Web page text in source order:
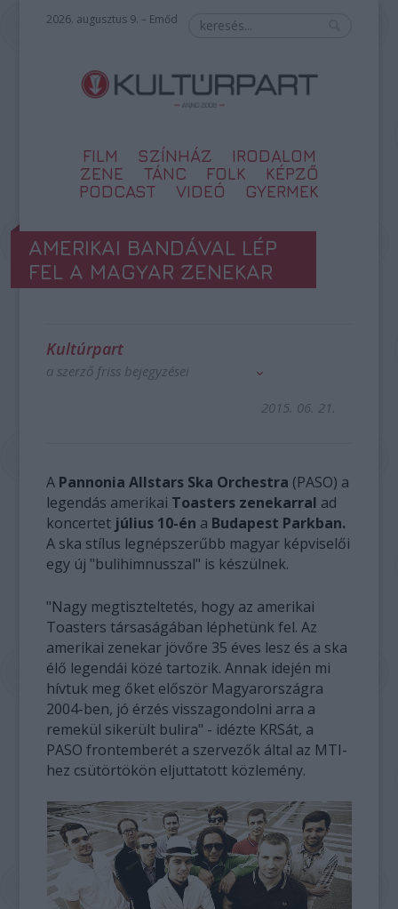
2026. augusztus 9. – Emőd
FILM SZÍNHÁZ
IRODALOM
ZENE
TÁNC FOLK
KÉPZŐ
PODCAST
VIDEÓ GYERMEK
AMERIKAI BANDÁVAL LÉP
FEL A MAGYAR ZENEKAR
Kultúrpart
a szerző friss bejegyzései
2015. 06. 21.
A Pannonia Allstars Ska Orchestra (PASO) a
legendás amerikai Toasters zenekarral ad
koncertet július 10-én a Budapest Parkban.
A ska stílus legnépszerűbb magyar képviselői
egy új "bulihimnusszal" is készülnek.
"Nagy megtiszteltetés, hogy az amerikai
Toasters társaságában léphetünk fel. Az
amerikai zenekar jövőre 35 éves lesz és a ska
élő legendái közé tartozik. Annak idején mi
hívtuk meg őket először Magyarországra
2004-ben, jó érzés visszagondolni arra a
remekül sikerült bulira" - idézte KRSát, a
PASO frontemberét a szervezők által az MTI-
hez csütörtökön eljuttatott közlemény.